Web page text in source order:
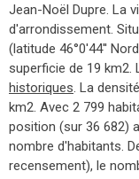
Jean-Noël Dupre. La
d'arrondissement.
(latitude 46°0'44''
superficie de 19
historiques. La
km2. Avec 2 799
position (sur 36 682)
nombre d'habitants.
recensement), le